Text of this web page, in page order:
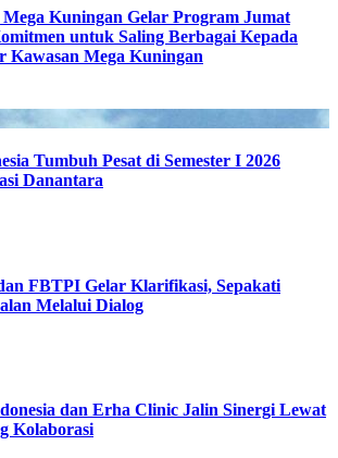
Kuningan Gelar Program Jumat
untuk Saling Berbagai Kepada
Kawasan Mega Kuningan
Tumbuh Pesat di Semester I 2026
Danantara
FBTPI Gelar Klarifikasi, Sepakati
Melalui Dialog
dan Erha Clinic Jalin Sinergi Lewat
Kolaborasi